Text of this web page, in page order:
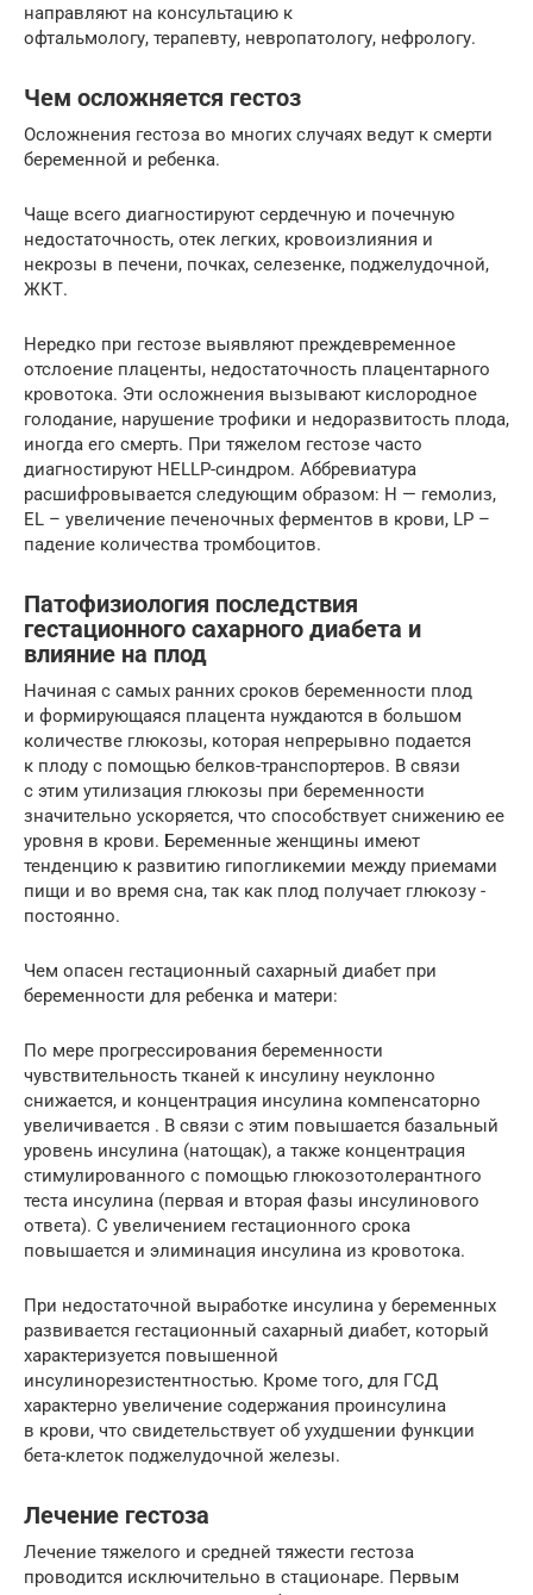
направляют на консультацию к
офтальмологу, терапевту, невропатологу, нефрологу.
Чем осложняется гестоз
Осложнения гестоза во многих случаях ведут к смерти
беременной и ребенка.
Чаще всего диагностируют сердечную и почечную
недостаточность, отек легких, кровоизлияния и
некрозы в печени, почках, селезенке, поджелудочной,
ЖКТ.
Нередко при гестозе выявляют преждевременное
отслоение плаценты, недостаточность плацентарного
кровотока. Эти осложнения вызывают кислородное
голодание, нарушение трофики и недоразвитость плода,
иногда его смерть. При тяжелом гестозе часто
диагностируют HELLP-синдром. Аббревиатура
расшифровывается следующим образом: H — гемолиз,
EL – увеличение печеночных ферментов в крови, LP –
падение количества тромбоцитов.
Патофизиология последствия
гестационного сахарного диабета и
влияние на плод
Начиная с самых ранних сроков беременности плод
и формирующаяся плацента нуждаются в большом
количестве глюкозы, которая непрерывно подается
к плоду с помощью белков-транспортеров. В связи
с этим утилизация глюкозы при беременности
значительно ускоряется, что способствует снижению ее
уровня в крови. Беременные женщины имеют
тенденцию к развитию гипогликемии между приемами
пищи и во время сна, так как плод получает глюкозу ­
постоянно.
Чем опасен гестационный сахарный диабет при
беременности для ребенка и матери:
По мере прогрессирования беременности
чувствительность тканей к инсулину неуклонно
снижается, и концентрация инсулина компенсаторно
увеличивается . В связи с этим повышается базальный
уровень инсулина (натощак), а также концентрация
стимулированного с помощью глюкозотолерантного
теста инсулина (первая и вторая фазы инсулинового
ответа). С увеличением гестационного срока
повышается и элиминация инсулина из ­кровотока.
При недостаточной выработке инсулина у беременных
развивается гестационный сахарный диабет, который
характеризуется повышенной
инсулинорезистентностью. Кроме того, для ГСД
характерно увеличение содержания проинсулина
в крови, что свидетельствует об ухудшении функции
бета-клеток поджелудочной ­железы.
Лечение гестоза
Лечение тяжелого и средней тяжести гестоза
проводится исключительно в стационаре. Первым